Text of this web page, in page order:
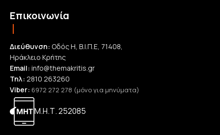
Επικοινωνία
Διεύθυνση: Οδός Η, Β.Ι.Π.Ε, 71408,
Ηράκλειο Κρήτης
Email: info@themakritis.gr
Τηλ: 2810 263260
Viber: 6972 272 278 (μόνο για μηνύματα)
Μ.Η.Τ. 252085